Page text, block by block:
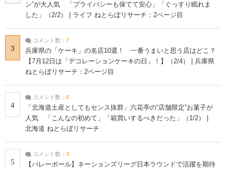
ン”が大人気 「プライバシーも保てて安心」「ぐっすり眠れま
した」（2/2） | ライフ ねとらぼリサーチ：2ページ目
3
コメント数： 7
兵庫県の「ケーキ」の名店10選！ 一番うまいと思う店はどこ？
【7月12日は「デコレーションケーキの日」！】（2/4） | 兵庫県
ねとらぼリサーチ：2ページ目
4
コメント数： 5
「北海道土産としてもセンス抜群」六花亭の“店舗限定”お菓子が
人気 「こんなの初めて」「箱買いするべきだった」（1/2） |
北海道 ねとらぼリサーチ
5
コメント数： 3
【バレーボール】ネーションズリーグ日本ラウンドで活躍を期待